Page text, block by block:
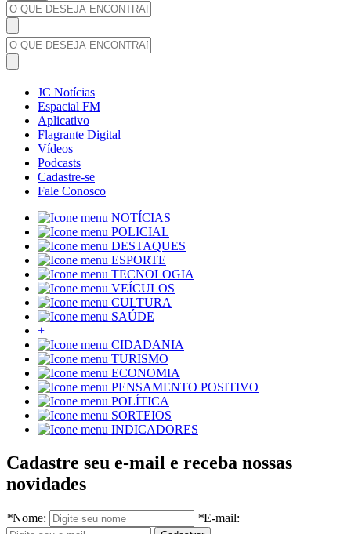
JC Notícias
Espacial FM
Aplicativo
Flagrante Digital
Vídeos
Podcasts
Cadastre-se
Fale Conosco
NOTÍCIAS
POLICIAL
DESTAQUES
ESPORTE
TECNOLOGIA
VEÍCULOS
CULTURA
SAÚDE
+
CIDADANIA
TURISMO
ECONOMIA
PENSAMENTO POSITIVO
POLÍTICA
SORTEIOS
INDICADORES
Cadastre seu e-mail e receba nossas
novidades
*Nome: *E-mail: